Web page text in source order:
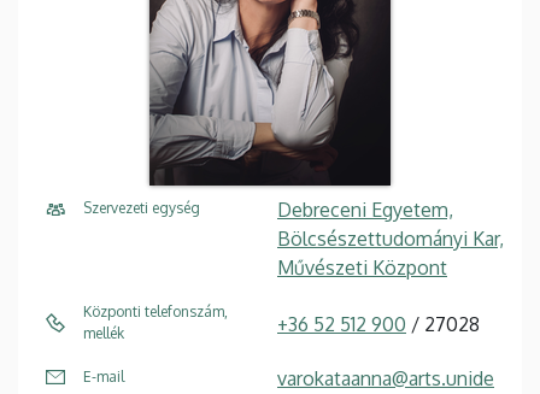
Szervezeti egység
Debreceni Egyetem,
Bölcsészettudományi Kar,
Művészeti Központ
Központi telefonszám,
mellék
+36 52 512 900 / 27028
E-mail
varokataanna@arts.unide